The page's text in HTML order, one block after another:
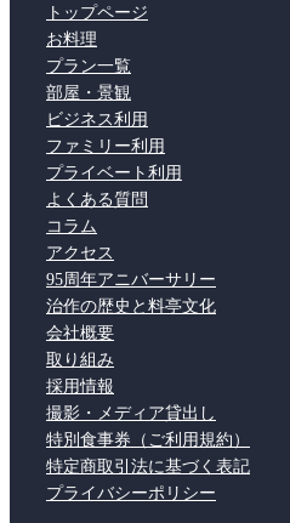
トップページ
お料理
プラン一覧
部屋・景観
ビジネス利用
ファミリー利用
プライベート利用
よくある質問
コラム
アクセス
95周年アニバーサリー
治作の歴史と料亭文化
会社概要
取り組み
採用情報
撮影・メディア貸出し
特別食事券（ご利用規約）
特定商取引法に基づく表記
プライバシーポリシー